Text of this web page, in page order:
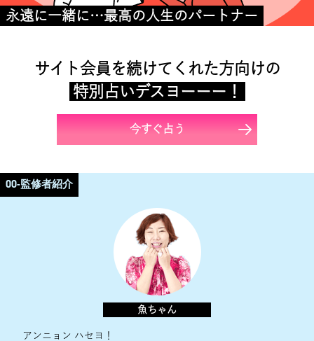
永遠に一緒に…最高の人生のパートナー
サイト会員を続けてくれた方向けの
特別占いデスヨーーー！
今すぐ占う
00-監修者紹介
魚ちゃん
アンニョン ハセヨ！